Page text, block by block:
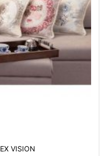
VISION